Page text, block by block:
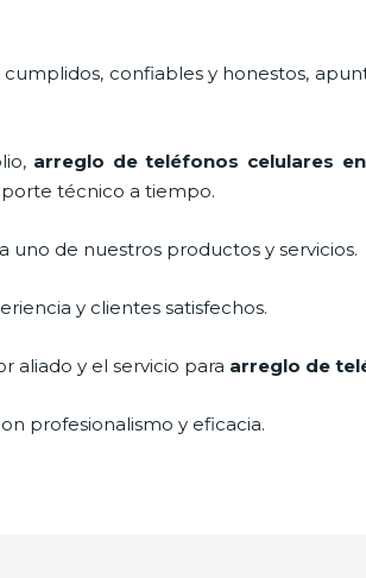
confiables y honestos,
arreglo de teléfonos celulares
técnico a tiempo.
uno de nuestros productos y servicios.
y clientes satisfechos.
aliado y el servicio para arreglo de
profesionalismo y eficacia.